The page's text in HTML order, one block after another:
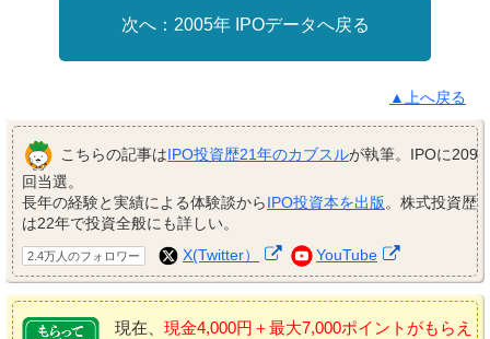
2005年 IPOデータへ戻る
▲上へ戻る
こちらの記事はIPO投資歴21年のカブスルが執筆。IPOに209
回当選。
長年の経験と実績による体験談からIPO投資本を出版。株式投資歴
は22年で投資全般にも詳しい。
2.4万人のフォロワー X(Twitter） YouTube
現在、 現金4,000円＋最大7,000ポイントがもらえ